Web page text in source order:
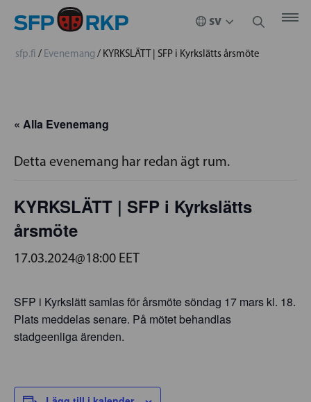
sfp.fi / Evenemang / KYRKSLÄTT | SFP i Kyrkslätts årsmöte
« Alla Evenemang
Detta evenemang har redan ägt rum.
KYRKSLÄTT | SFP i Kyrkslätts
årsmöte
17.03.2024@18:00 EET
SFP i Kyrkslätt samlas för årsmöte söndag 17 mars kl. 18.
Plats meddelas senare. På mötet behandlas
stadgeenliga ärenden.